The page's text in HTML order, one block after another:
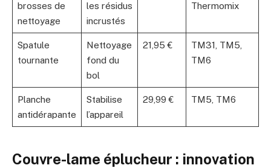
brosses de
nettoyage
les résidus
incrustés
Thermomix
Spatule
tournante
Nettoyage
fond du
bol
21,95 €
TM31, TM5,
TM6
Planche
antidérapante
Stabilise
l’appareil
29,99 € TM5, TM6
Couvre-lame éplucheur : innovation